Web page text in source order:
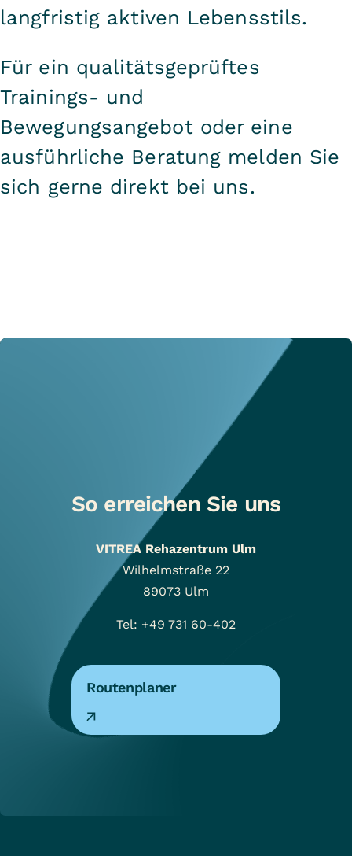
langfristig aktiven Lebensstils.
Für ein qualitätsgeprüftes
Trainings- und
Bewegungsangebot oder eine
ausführliche Beratung melden Sie
sich gerne direkt bei uns.
So erreichen Sie uns
VITREA Rehazentrum Ulm
Wilhelmstraße 22
89073 Ulm
Tel: +49 731 60-402
Routenplaner